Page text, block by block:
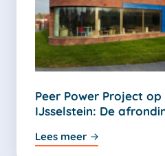
Peer Power Project
IJsselstein: De
Lees meer